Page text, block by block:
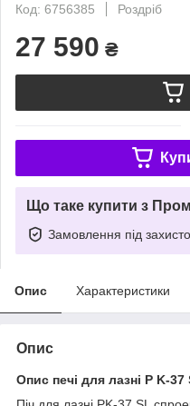
Код: 6756385
Роздріб
27 590 ₴
Що таке купити з
Замовлення під
Опис Характеристики
Опис
Опис печі для лазні P K-37